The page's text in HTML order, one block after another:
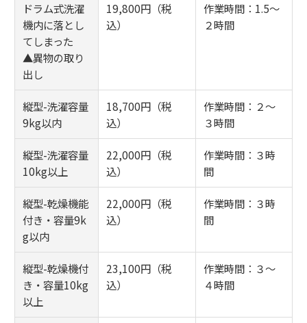
ドラム式洗濯
機内に落とし
てしまった
▲異物の取り
出し
19,800円（税
込）
作業時間：1.5～
２時間
縦型-洗濯容量
9kg以内
18,700円（税
込）
作業時間：２～
３時間
縦型-洗濯容量
10kg以上
22,000円（税
込）
作業時間：３時
間
縦型-乾燥機能
付き・容量9k
g以内
22,000円（税
込）
作業時間：３時
間
縦型-乾燥機付
き・容量10kg
以上
23,100円（税
込）
作業時間：３～
４時間